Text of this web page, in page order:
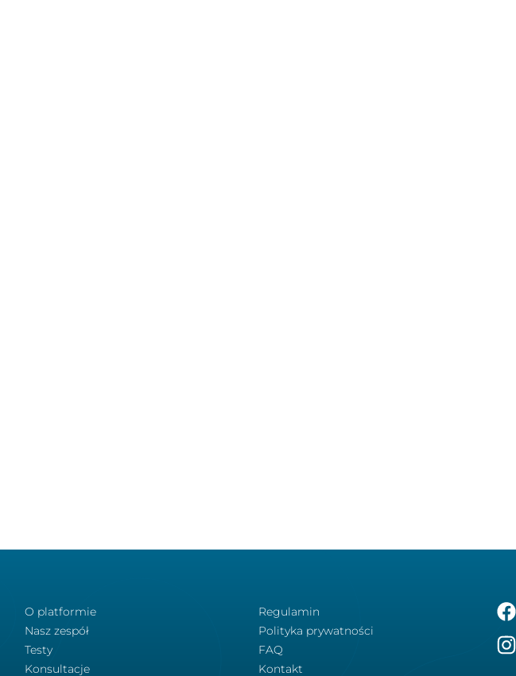
O platformie
Nasz zespół
Testy
Konsultacje
Regulamin
Polityka prywatności
FAQ
Kontakt